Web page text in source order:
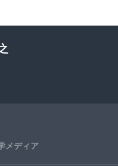
メディア